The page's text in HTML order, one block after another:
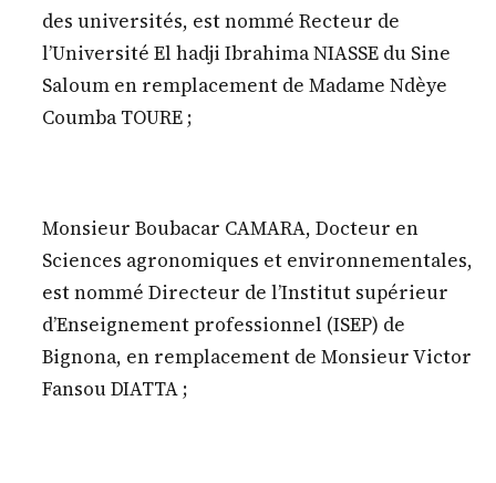
des universités, est nommé Recteur de
l’Université El hadji Ibrahima NIASSE du Sine
Saloum en remplacement de Madame Ndèye
Coumba TOURE ;
Monsieur Boubacar CAMARA, Docteur en
Sciences agronomiques et environnementales,
est nommé Directeur de l’Institut supérieur
d’Enseignement professionnel (ISEP) de
Bignona, en remplacement de Monsieur Victor
Fansou DIATTA ;